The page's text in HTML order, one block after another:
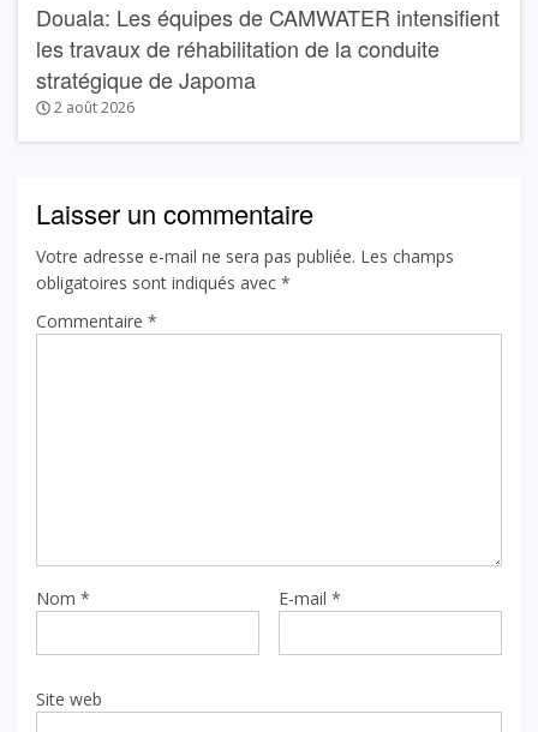
Douala: Les équipes de CAMWATER intensifient
les travaux de réhabilitation de la conduite
stratégique de Japoma
2 août 2026
Laisser un commentaire
Votre adresse e-mail ne sera pas publiée. Les champs
obligatoires sont indiqués avec *
Commentaire *
Nom * E-mail *
Site web